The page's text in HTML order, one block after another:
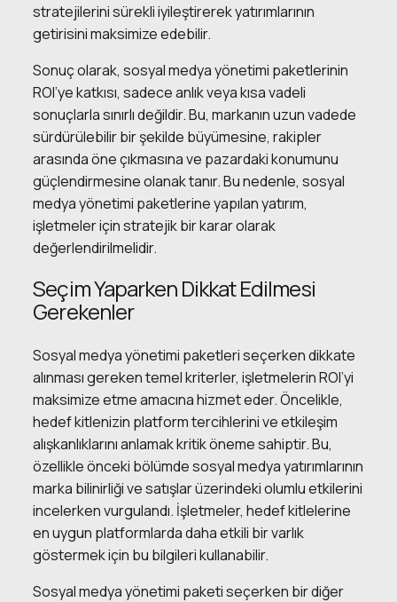
stratejilerini sürekli iyileştirerek yatırımlarının
getirisini maksimize edebilir.
Sonuç olarak, sosyal medya yönetimi paketlerinin
ROI’ye katkısı, sadece anlık veya kısa vadeli
sonuçlarla sınırlı değildir. Bu, markanın uzun vadede
sürdürülebilir bir şekilde büyümesine, rakipler
arasında öne çıkmasına ve pazardaki konumunu
güçlendirmesine olanak tanır. Bu nedenle, sosyal
medya yönetimi paketlerine yapılan yatırım,
işletmeler için stratejik bir karar olarak
değerlendirilmelidir.
Seçim Yaparken Dikkat Edilmesi
Gerekenler
Sosyal medya yönetimi paketleri seçerken dikkate
alınması gereken temel kriterler, işletmelerin ROI’yi
maksimize etme amacına hizmet eder. Öncelikle,
hedef kitlenizin platform tercihlerini ve etkileşim
alışkanlıklarını anlamak kritik öneme sahiptir. Bu,
özellikle önceki bölümde sosyal medya yatırımlarının
marka bilinirliği ve satışlar üzerindeki olumlu etkilerini
incelerken vurgulandı. İşletmeler, hedef kitlelerine
en uygun platformlarda daha etkili bir varlık
göstermek için bu bilgileri kullanabilir.
Sosyal medya yönetimi paketi seçerken bir diğer